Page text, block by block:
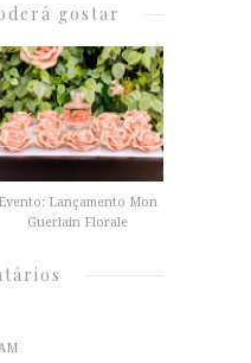
gostar
Evento: Lançamento Mon
Guerlain Florale